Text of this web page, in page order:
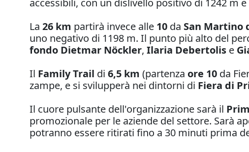
accessibili, con un dislivello positivo di 1242 m
La 26 km partirà invece alle 10 da San Martino
uno negativo di 1198 m. Il punto più alto del
fondo Dietmar Nöckler, Ilaria Debertolis e
Il Family Trail di 6,5 km (partenza ore 10 da
zampe, e si svilupperà nei dintorni di Fiera di
Il cuore pulsante dell'organizzazione sarà il
promozionale per le aziende del settore. Sarà
potranno essere ritirati fino a 30 minuti prima